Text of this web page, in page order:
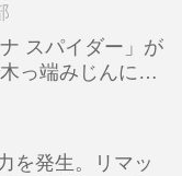
スパイダー」が
っ端みじんにな
を発生。リマッ